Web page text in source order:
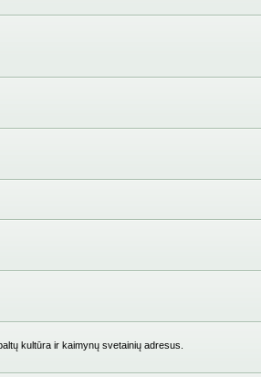
kultūra ir kaimynų svetainių adresus.